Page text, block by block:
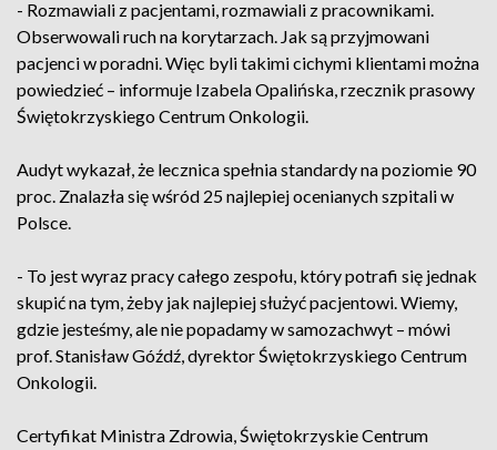
- Rozmawiali z pacjentami, rozmawiali z pracownikami.
Obserwowali ruch na korytarzach. Jak są przyjmowani
pacjenci w poradni. Więc byli takimi cichymi klientami można
powiedzieć – informuje Izabela Opalińska, rzecznik prasowy
Świętokrzyskiego Centrum Onkologii.
Audyt wykazał, że lecznica spełnia standardy na poziomie 90
proc. Znalazła się wśród 25 najlepiej ocenianych szpitali w
Polsce.
- To jest wyraz pracy całego zespołu, który potrafi się jednak
skupić na tym, żeby jak najlepiej służyć pacjentowi. Wiemy,
gdzie jesteśmy, ale nie popadamy w samozachwyt – mówi
prof. Stanisław Góźdź, dyrektor Świętokrzyskiego Centrum
Onkologii.
Certyfikat Ministra Zdrowia, Świętokrzyskie Centrum